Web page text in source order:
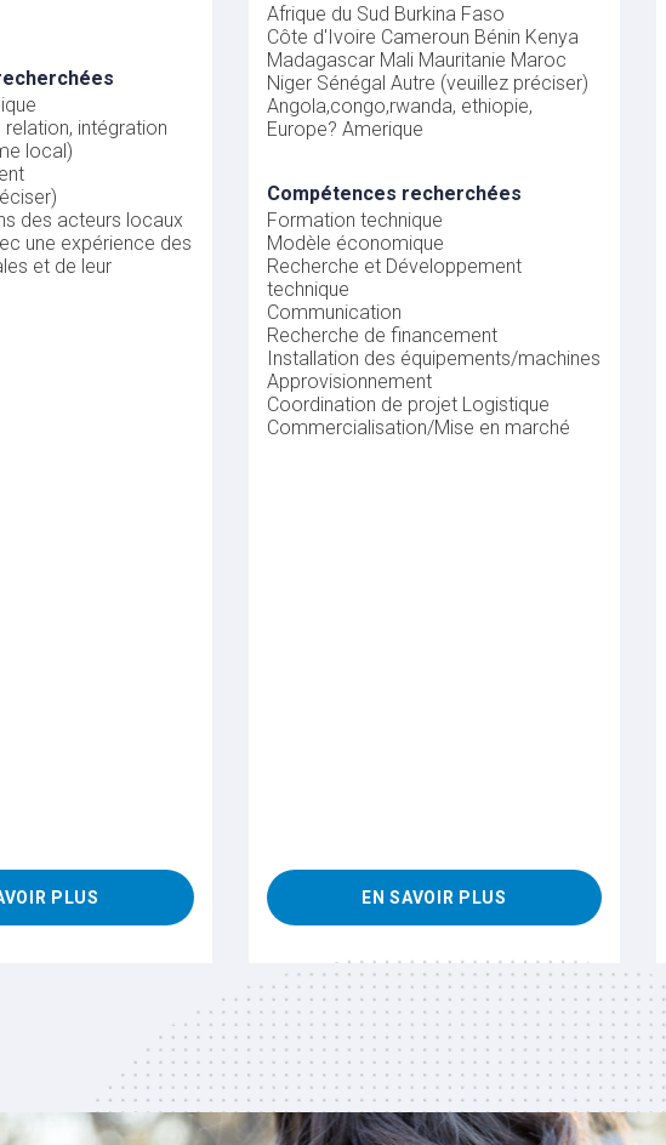
relation, intégration
local)
des acteurs locaux
une expérience des
et de leur
PLUS
Afrique du Sud Burkina Faso
Côte d'Ivoire Cameroun Bénin Kenya
Madagascar Mali Mauritanie Maroc
Niger Sénégal Autre (veuillez préciser)
Angola,congo,rwanda, ethiopie,
Europe? Amerique
Compétences recherchées
Formation technique
Modèle économique
Recherche et Développement
technique
Communication
Recherche de financement
Installation des équipements/machines
Approvisionnement
Coordination de projet Logistique
Commercialisation/Mise en marché
EN SAVOIR PLUS